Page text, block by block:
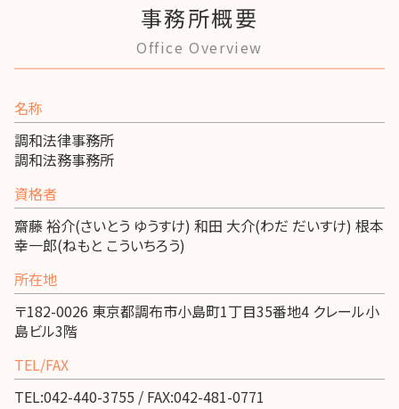
事務所概要
Office Overview
名称
調和法律事務所
調和法務事務所
資格者
齋藤 裕介(さいとう ゆうすけ) 和田 大介(わだ だいすけ) 根本
幸一郎(ねもと こういちろう)
所在地
〒182-0026 東京都調布市小島町1丁目35番地4 クレール小
島ビル3階
TEL/FAX
TEL:042-440-3755 / FAX:042-481-0771